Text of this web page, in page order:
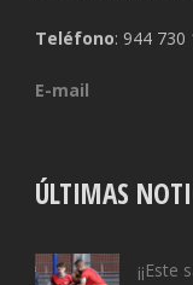
Teléfono: 944 730
E-mail
ÚLTIMAS